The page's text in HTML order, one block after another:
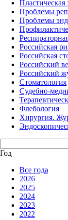
Пластическая
Проблемы
Проблемы
Российская
Российская
Российский
Российский
Стоматология
Судебно-
Флебология
Хирургия.
Год
Все года
2026
2025
2024
2023
2022